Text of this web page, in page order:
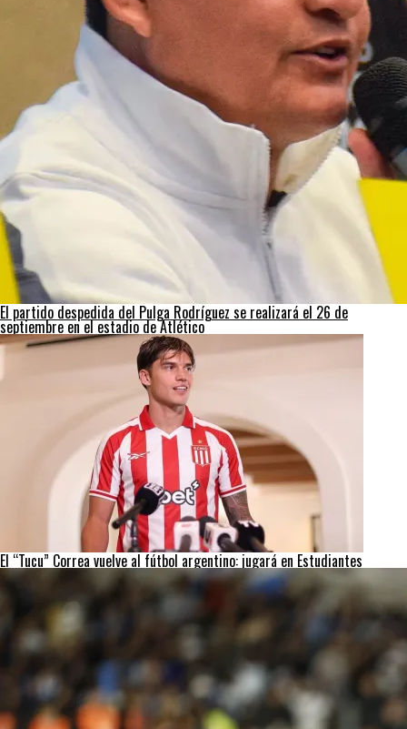
El partido despedida del Pulga Rodríguez se realizará el 26 de
septiembre en el estadio de Atlético
El “Tucu” Correa vuelve al fútbol argentino: jugará en Estudiantes